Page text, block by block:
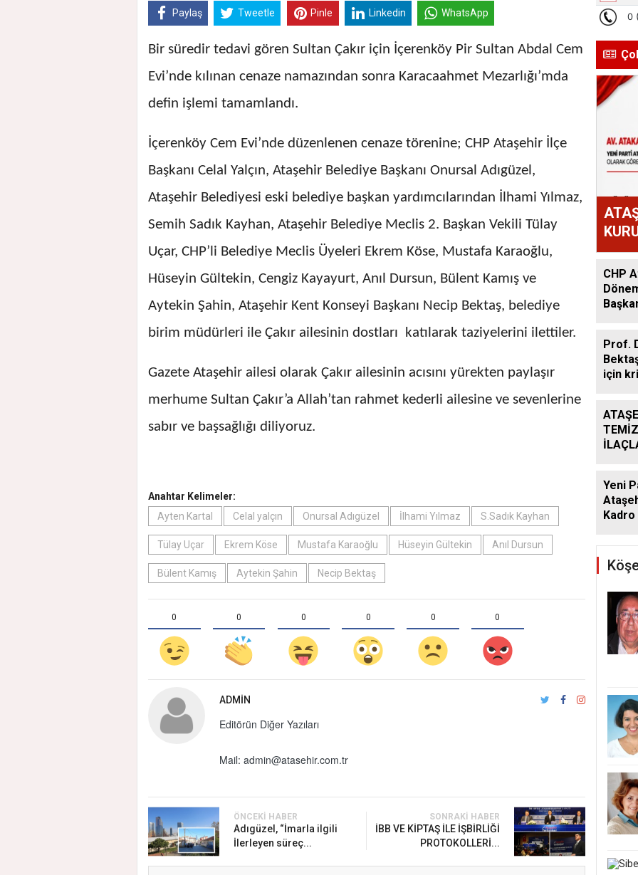
Paylaş Tweetle Pinle Linkedin WhatsApp
Bir süredir tedavi gören Sultan Çakır için İçerenköy Pir Sultan Abdal Cem
Evi’nde kılınan cenaze namazından sonra Karacaahmet Mezarlığı’mda
defin işlemi tamamlandı.
İçerenköy Cem Evi’nde düzenlenen cenaze törenine; CHP Ataşehir İlçe
Başkanı Celal Yalçın, Ataşehir Belediye Başkanı Onursal Adıgüzel,
Ataşehir Belediyesi eski belediye başkan yardımcılarından İlhami Yılmaz,
Semih Sadık Kayhan, Ataşehir Belediye Meclis 2. Başkan Vekili Tülay
Uçar, CHP’li Belediye Meclis Üyeleri Ekrem Köse, Mustafa Karaoğlu,
Hüseyin Gültekin, Cengiz Kayayurt, Anıl Dursun, Bülent Kamış ve
Aytekin Şahin, Ataşehir Kent Konseyi Başkanı Necip Bektaş, belediye
birim müdürleri ile Çakır ailesinin dostları katılarak taziyelerini ilettiler.
Gazete Ataşehir ailesi olarak Çakır ailesinin acısını yürekten paylaşır
merhume Sultan Çakır’a Allah’tan rahmet kederli ailesine ve sevenlerine
sabır ve başsağlığı diliyoruz.
Anahtar Kelimeler:
Ayten Kartal
Celal yalçın Onursal Adıgüzel İlhami Yılmaz S.Sadık Kayhan
Tülay Uçar Ekrem Köse Mustafa Karaoğlu Hüseyin Gültekin Anıl Dursun
Bülent Kamış Aytekin Şahin Necip Bektaş
0 0 0 0 0 0
ADMIN
Editörün Diğer Yazıları
Mail: admin@atasehir.com.tr
ÖNCEKI HABER
Adıgüzel, “İmarla ilgili
İlerleyen süreç...
SONRAKI HABER
İBB VE KİPTAŞ İLE İŞBİRLİĞİ
PROTOKOLLERİ...
CHP
Prof.
için
Yeni